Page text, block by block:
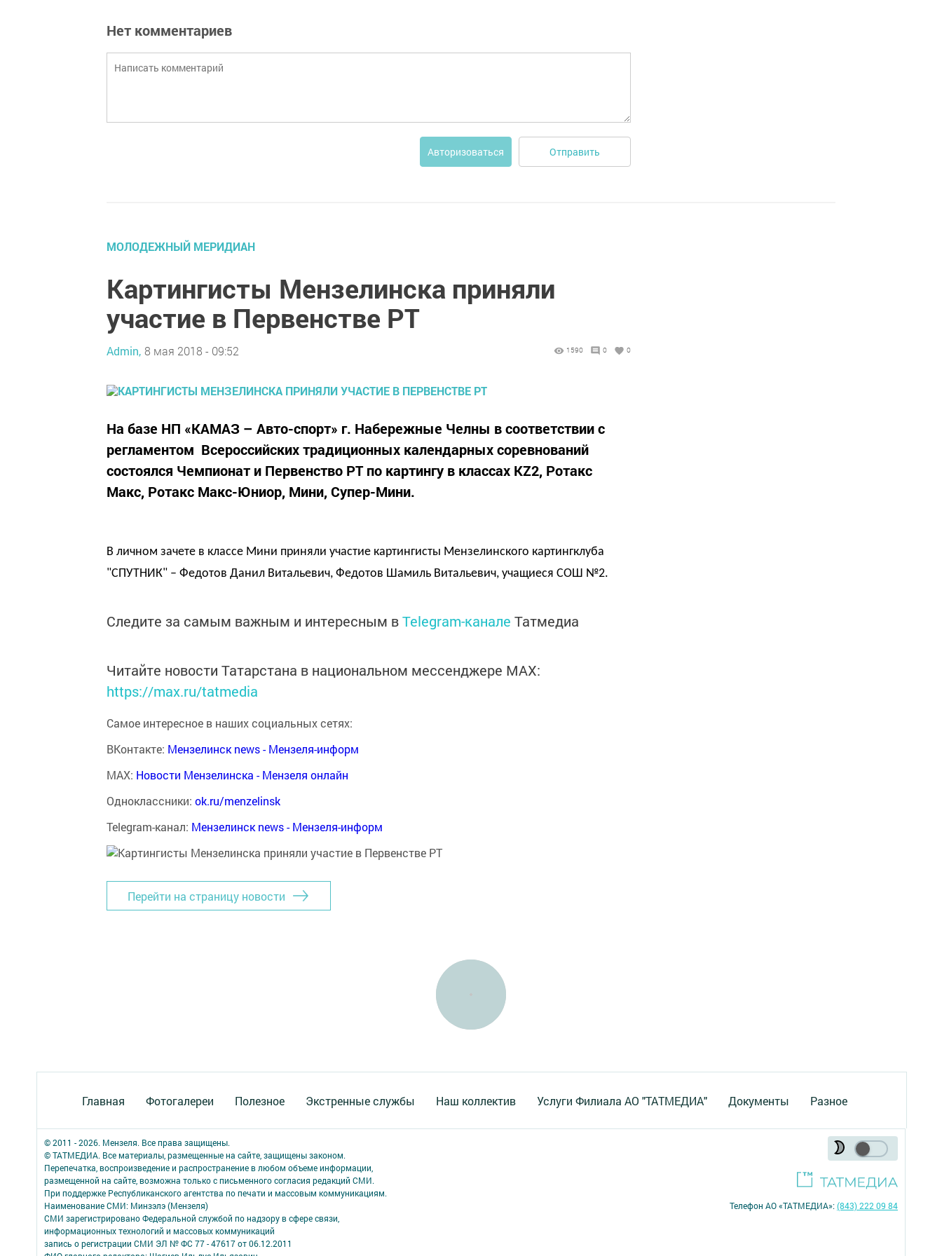
Нет комментариев
Авторизоваться Отправить
МОЛОДЕЖНЫЙ МЕРИДИАН
Картингисты Мензелинска приняли
участие в Первенстве РТ
Admin, 8 мая 2018 - 09:52 1590 0 0
На базе НП «КАМАЗ – Авто-спорт» г. Набережные Челны в соответствии с
регламентом Всероссийских традиционных календарных соревнований
состоялся Чемпионат и Первенство РТ по картингу в классах KZ2, Ротакс
Макс, Ротакс Макс-Юниор, Мини, Супер-Мини.
В личном зачете в классе Мини приняли участие картингисты Мензелинского картингклуба
"СПУТНИК" – Федотов Данил Витальевич, Федотов Шамиль Витальевич, учащиеся СОШ №2.
Следите за самым важным и интересным вTelegram-канале Татмедиа
Читайте новости Татарстана в национальном мессенджере MАХ:
https://max.ru/tatmedia
Самое интересное в наших социальных сетях:
ВКонтакте: Мензелинск news - Мензеля-информ
MAX: Новости Мензелинска - Мензеля онлайн
Одноклассники: ok.ru/menzelinsk
Telegram-канал: Мензелинск news - Мензеля-информ
Перейти на страницу новости
Главная Фотогалереи Полезное Экстренные службы Наш коллектив Услуги Филиала АО "ТАТМЕДИА" Документы Разное
© 2011 - 2026. Мензеля. Все права защищены.
© ТАТМЕДИА. Все материалы, размещенные на сайте, защищены законом.
Перепечатка, воспроизведение и распространение в любом объеме информации,
размещенной на сайте, возможна только с письменного согласия редакций СМИ.
При поддержке Республиканского агентства по печати и массовым коммуникациям.
Наименование СМИ: Минзэлэ (Мензеля)
СМИ зарегистрировано Федеральной службой по надзору в сфере связи,
информационных технологий и массовых коммуникаций
запись о регистрации СМИ ЭЛ № ФС 77 - 47617 от 06.12.2011
Телефон АО «ТАТМЕДИА»:(843) 222 09 84